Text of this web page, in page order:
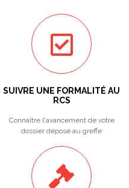
SUIVRE UNE FORMALITÉ AU
RCS
Connaître l'avancement de votre
dossier déposé au greffe